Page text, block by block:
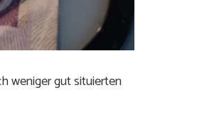
weniger gut situierten